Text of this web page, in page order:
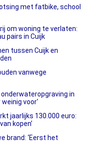
met fatbike, school
om woning te verlaten:
pairs in Cuijk
tussen Cuijk en
vanwege
in
voor'
jaarlijks 130.000 euro:
kopen’
brand: ‘Eerst het